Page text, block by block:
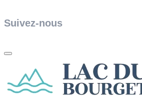
Suivez-nous